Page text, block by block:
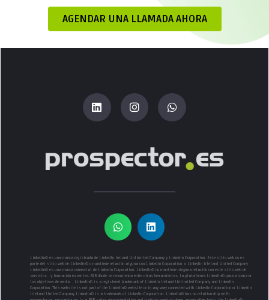
AGENDAR UNA LLAMADA AHORA
Linkedin© es una marca registrada de LinkedIn Ireland Unlimited Company y LinkedIn Corporation. Este sitio web no es
parte del sitio web de Linkedin© o mantiene relación alguna con Linkedin Corporation o Linkedin Irleland United Company
Linkedin© es una marca comercial de Linkedin Corporation. Linkedin© no mantiene ninguna relación con este sitio web de
servicios y formación en ventas B2B dónde se recomienda entre otras herramientas, la plataforma Linkedin© para alcanzar
los objetivos de venta. Linkedin© is a registered trademark of LinkedIn Ireland Unlimited Company and LinkedIn
Corporation. This website is not part of the Linkedin© website or in any way connected with Linkedin Corporation or Linkedin
Irleland United Company Linkedin© is a trademark of Linkedin Corporation. Linkedin© has no relationship with